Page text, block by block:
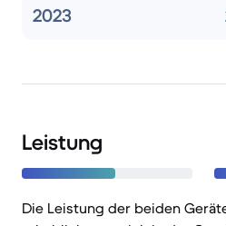
2023
Leistung
Die Leistung der beiden